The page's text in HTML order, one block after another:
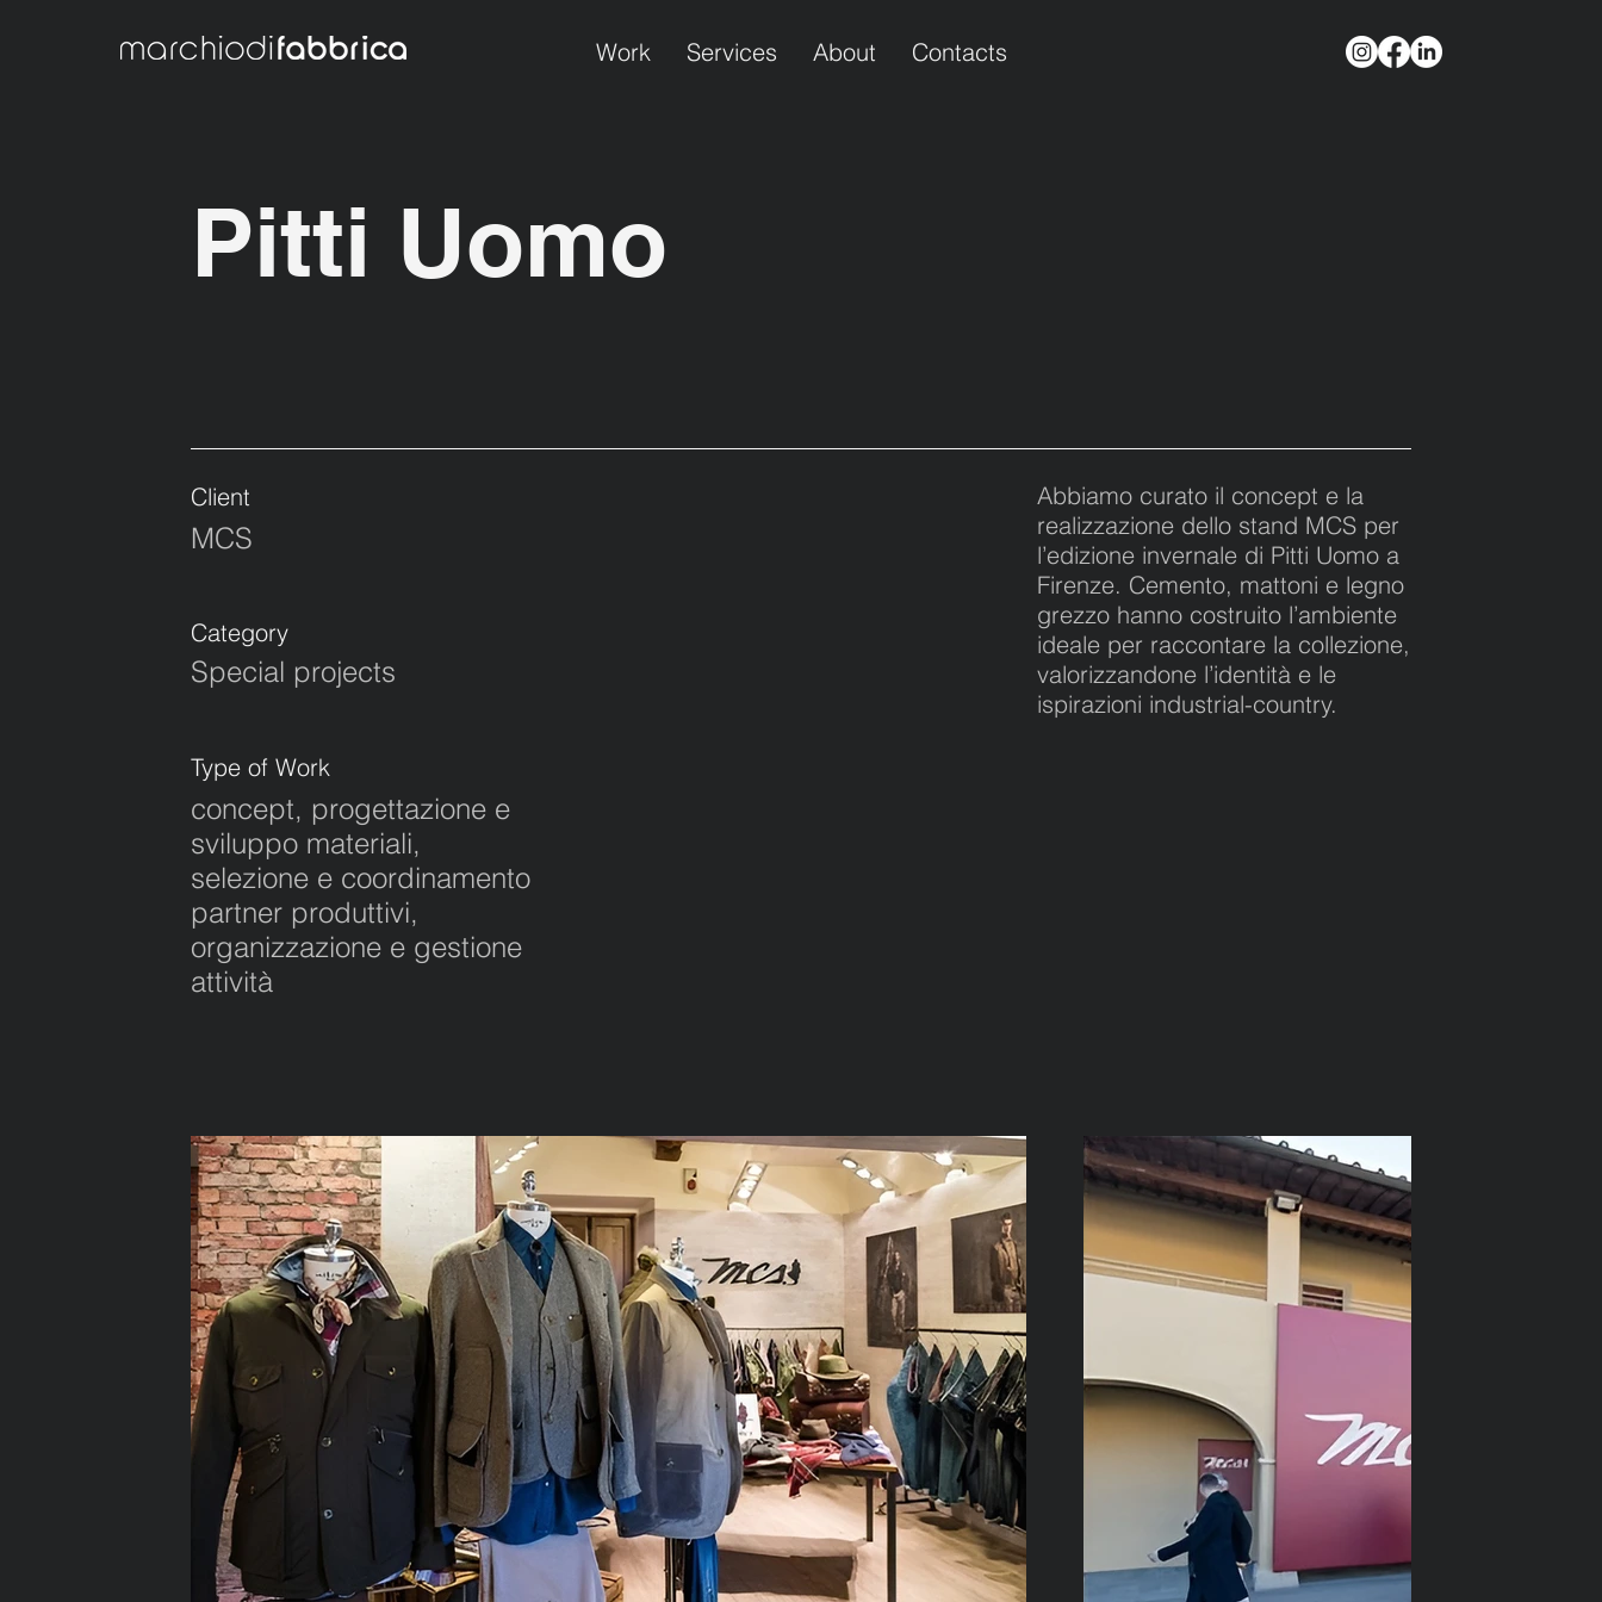
Work Services About Contacts
Pitti Uomo
Client
MCS
Category
Special projects
Type of Work
concept, progettazione e
sviluppo materiali,
selezione e coordinamento
partner produttivi,
organizzazione e gestione
attività
Abbiamo curato il concept e la
realizzazione dello stand MCS per
l’edizione invernale di Pitti Uomo a
Firenze. Cemento, mattoni e legno
grezzo hanno costruito l’ambiente
ideale per raccontare la collezione,
valorizzandone l’identità e le
ispirazioni industrial-country.